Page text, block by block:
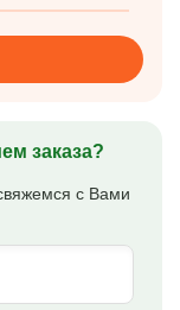
заказа?
с Вами